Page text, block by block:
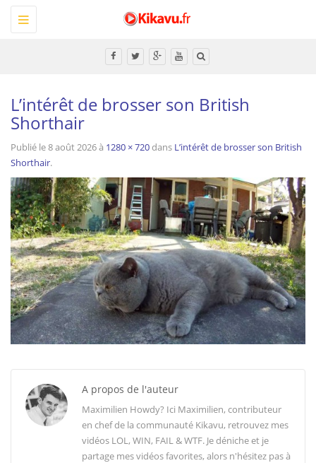
Toggle
navigation
L’intérêt de brosser son British
Shorthair
Publié le8 août 2026à 1280 × 720dans L’intérêt de brosser son British
Shorthair.
A propos de l'auteur
Maximilien Howdy? Ici Maximilien, contributeur
en chef de la communauté Kikavu, retrouvez mes
vidéos LOL, WIN, FAIL & WTF. Je déniche et je
partage mes vidéos favorites, alors n'hésitez pas à